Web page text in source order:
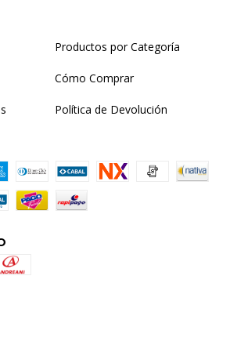
Productos por Categoría
Cómo Comprar
Política de Devolución